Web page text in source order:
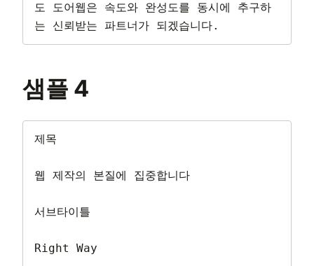
도 도어웹은 속도와 완성도를 동시에 추구하
는 신뢰받는 파트너가 되겠습니다.
샘플 4
제목
웹 제작의 본질에 집중합니다
서브타이틀
Right Way